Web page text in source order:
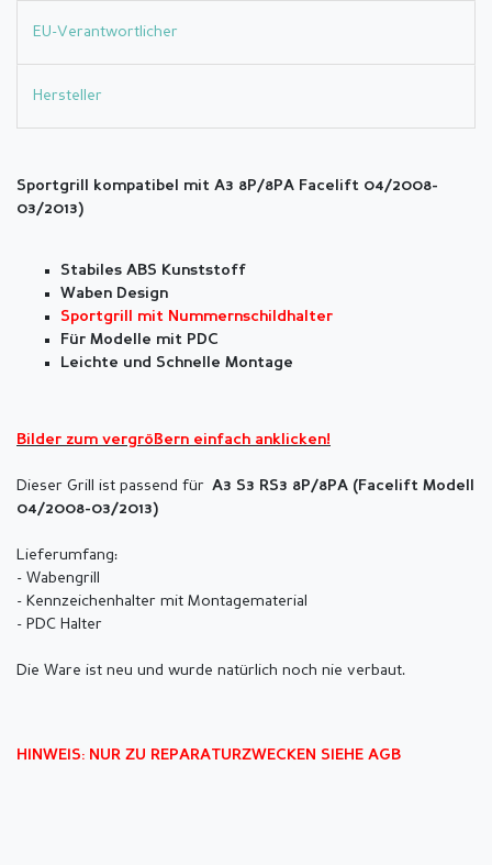
EU-Verantwortlicher
Hersteller
Sportgrill kompatibel mit A3 8P/8PA Facelift 04/2008-
03/2013)
Stabiles ABS Kunststoff
Waben Design
Sportgrill mit Nummernschildhalter
Für Modelle mit PDC
Leichte und Schnelle Montage
Bilder zum vergrößern einfach anklicken!
Dieser Grill ist passend für A3 S3 RS3 8P/8PA ( Facelift Modell
04/2008-03/2013)
Lieferumfang:
- Wabengrill
- Kennzeichenhalter mit Montagematerial
- PDC Halter
Die Ware ist neu und wurde natürlich noch nie verbaut.
HINWEIS: NUR ZU REPARATURZWECKEN SIEHE AGB